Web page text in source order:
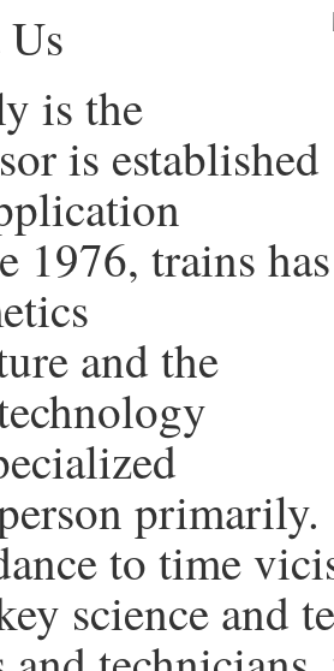
Us
is the
is established
1976, trains has
and the
primarily.
to time
science and